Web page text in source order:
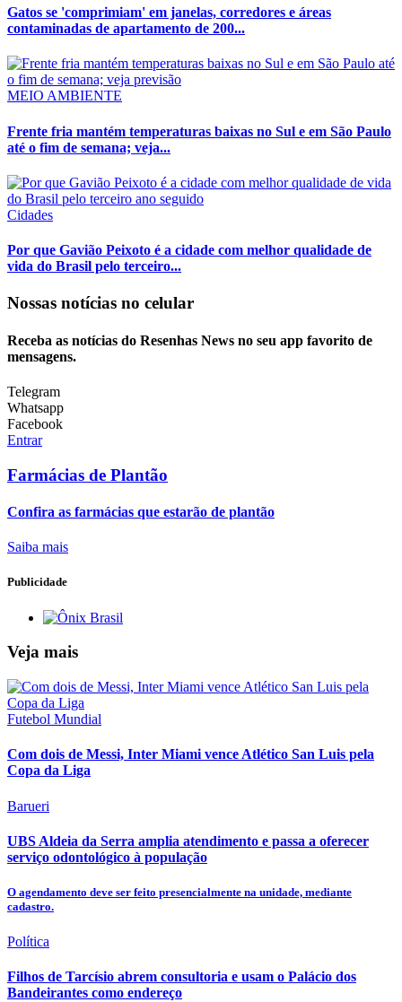
Gatos se 'comprimiam' em janelas, corredores e áreas
contaminadas de apartamento de 200...
MEIO AMBIENTE
Frente fria mantém temperaturas baixas no Sul e em São Paulo
até o fim de semana; veja...
Cidades
Por que Gavião Peixoto é a cidade com melhor qualidade de
vida do Brasil pelo terceiro...
Nossas notícias no celular
Receba as notícias do Resenhas News no seu app favorito de
mensagens.
Telegram
Whatsapp
Facebook
Entrar
Farmácias de Plantão
Confira as farmácias que estarão de plantão
Saiba mais
Publicidade
Veja mais
Futebol Mundial
Com dois de Messi, Inter Miami vence Atlético San Luis pela
Copa da Liga
Barueri
UBS Aldeia da Serra amplia atendimento e passa a oferecer
serviço odontológico à população
O agendamento deve ser feito presencialmente na unidade, mediante
cadastro.
Política
Filhos de Tarcísio abrem consultoria e usam o Palácio dos
Bandeirantes como endereço